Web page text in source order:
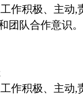
作积极、主动,
团队合作意识。
作积极、主动,